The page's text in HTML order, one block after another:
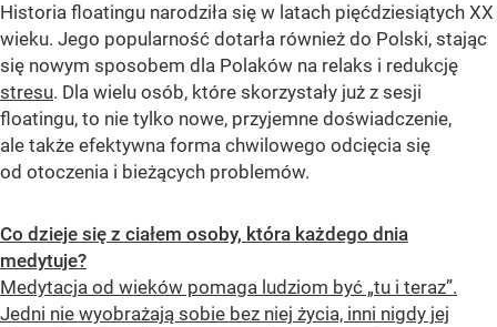
Historia floatingu narodziła się w latach pięćdziesiątych XX
wieku. Jego popularność dotarła również do Polski, stając
się nowym sposobem dla Polaków na relaks i redukcję
stresu. Dla wielu osób, które skorzystały już z sesji
floatingu, to nie tylko nowe, przyjemne doświadczenie,
ale także efektywna forma chwilowego odcięcia się
od otoczenia i bieżących problemów.
Co dzieje się z ciałem osoby, która każdego dnia
medytuje?
Medytacja od wieków pomaga ludziom być „tu i teraz”.
Jedni nie wyobrażają sobie bez niej życia, inni nigdy jej